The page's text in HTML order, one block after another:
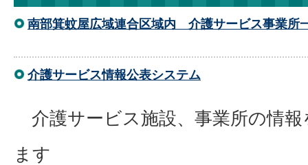
南部箕蚊屋広域連合区域内 介護サービス事業所
介護サービス情報公表システム
介護サービス施設、事業所の情
ます